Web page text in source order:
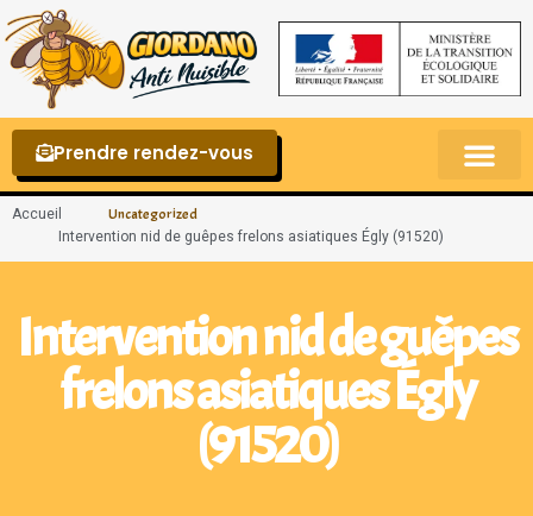
Prendre rendez-vous
Accueil Uncategorized
Intervention nid de guêpes frelons asiatiques Égly (91520)
Intervention nid de guêpes
frelons asiatiques Égly
(91520)